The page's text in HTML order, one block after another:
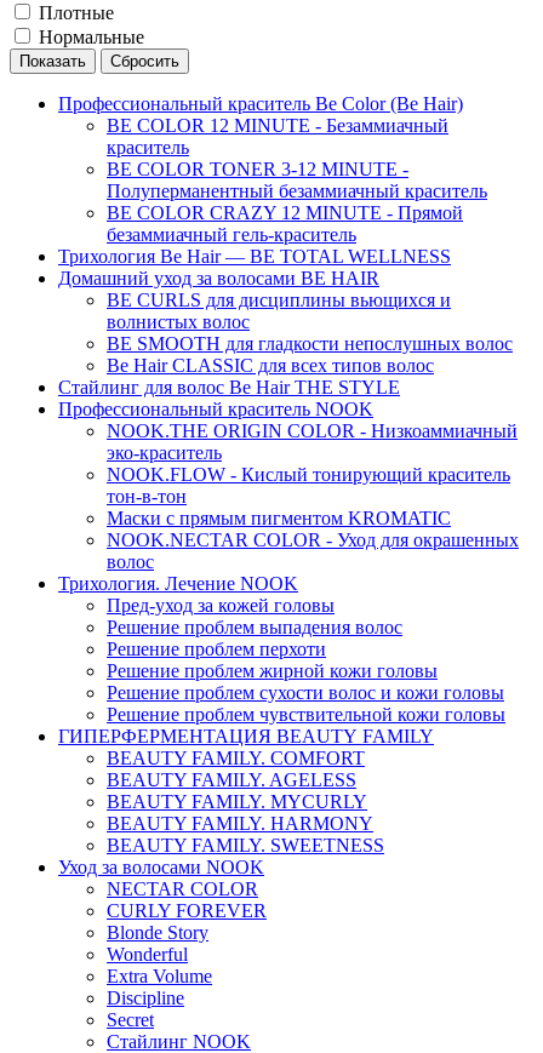
Плотные
Нормальные
Профессиональный краситель Be Color (Be Hair)
BE COLOR 12 MINUTE - Безаммиачный
краситель
BE COLOR TONER 3-12 MINUTE -
Полуперманентный безаммиачный краситель
BE COLOR CRAZY 12 MINUTE - Прямой
безаммиачный гель-краситель
Трихология Be Hair — BE TOTAL WELLNESS
Домашний уход за волосами BE HAIR
BE CURLS для дисциплины вьющихся и
волнистых волос
BE SMOOTH для гладкости непослушных волос
Be Hair CLASSIC для всех типов волос
Стайлинг для волос Be Hair THE STYLE
Профессиональный краситель NOOK
NOOK.THE ORIGIN COLOR - Низкоаммиачный
эко-краситель
NOOK.FLOW - Кислый тонирующий краситель
тон-в-тон
Маски с прямым пигментом KROMATIC
NOOK.NECTAR COLOR - Уход для окрашенных
волос
Трихология. Лечение NOOK
Пред-уход за кожей головы
Решение проблем выпадения волос
Решение проблем перхоти
Решение проблем жирной кожи головы
Решение проблем сухости волос и кожи головы
Решение проблем чувствительной кожи головы
ГИПЕРФЕРМЕНТАЦИЯ BEAUTY FAMILY
BEAUTY FAMILY. COMFORT
BEAUTY FAMILY. AGELESS
BEAUTY FAMILY. MYCURLY
BEAUTY FAMILY. HARMONY
BEAUTY FAMILY. SWEETNESS
Уход за волосами NOOK
NECTAR COLOR
CURLY FOREVER
Blonde Story
Wonderful
Extra Volume
Discipline
Secret
Стайлинг NOOK